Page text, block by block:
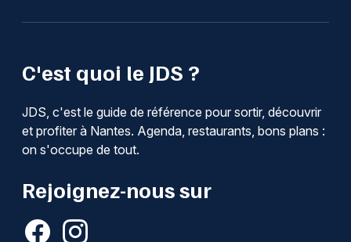
C'est quoi le JDS ?
JDS, c'est le guide de référence pour sortir, découvrir
et profiter à Nantes. Agenda, restaurants, bons plans :
on s'occupe de tout.
Rejoignez-nous sur